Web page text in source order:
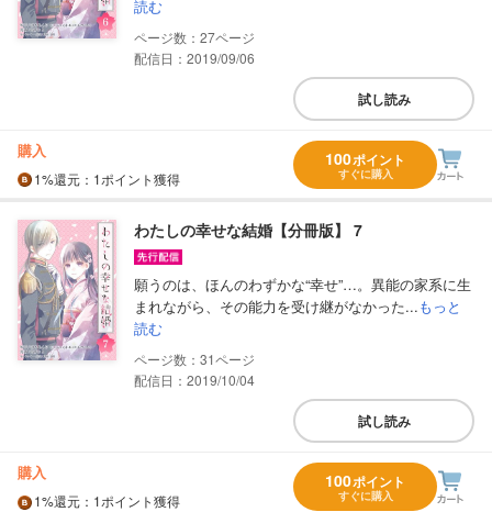
読む
27
配信日：2019/09/06
試し読み
購入
1%還元 ：1ポイント獲得
100ポイント
すぐに購入
わたしの幸せな結婚【分冊版】 7
願うのは、ほんのわずかな“幸せ”…。異能の家系に生
まれながら、その能力を受け継がなかった...もっと
読む
31
配信日：2019/10/04
試し読み
購入
1%還元 ：1ポイント獲得
100ポイント
すぐに購入